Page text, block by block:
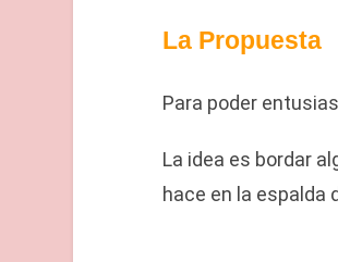
La Propuesta
Para poder
La idea es bordar
hace en la espalda